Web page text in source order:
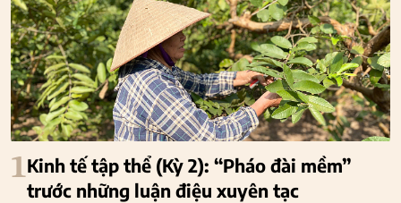
1Kinh tế tập thể (Kỳ 2): “Pháo đài mềm”
trước những luận điệu xuyên tạc